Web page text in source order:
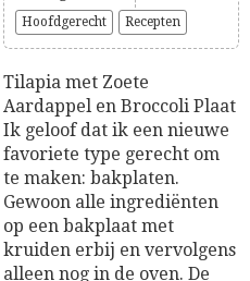
Hoofdgerecht
Recepten
Tilapia met Zoete
Aardappel en Broccoli Plaat
Ik geloof dat ik een nieuwe
favoriete type gerecht om
te maken: bakplaten.
Gewoon alle ingrediënten
op een bakplaat met
kruiden erbij en vervolgens
alleen nog in de oven. De